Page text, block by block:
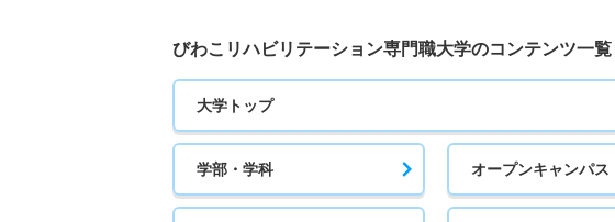
びわこリハビリテーション専門職大学のコンテンツ一覧
大学トップ
学部・学科 オープンキャンパス